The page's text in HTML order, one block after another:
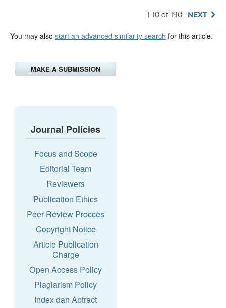
1-10 of 190 NEXT
You may also start an advanced similarity search for this article.
MAKE A SUBMISSION
Journal Policies
Focus and Scope
Editorial Team
Reviewers
Publication Ethics
Peer Review Procces
Copyright Notice
Article Publication
Charge
Open Access Policy
Plagiarism Policy
Index dan Abtract